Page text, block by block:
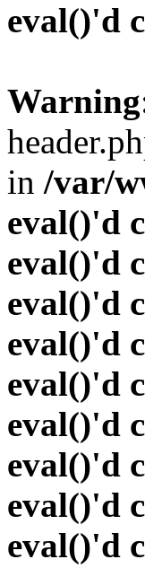
eval()'d
Warning
in /var/
eval()'d
eval()'d
eval()'d
eval()'d
eval()'d
eval()'d
eval()'d
eval()'d
eval()'d